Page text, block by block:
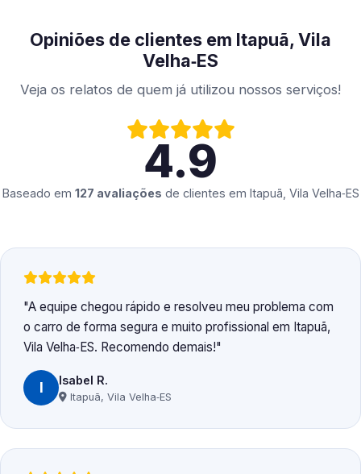
Opiniões de clientes em Itapuã, Vila
Velha‑ES
Veja os relatos de quem já utilizou nossos serviços!
4.9
Baseado em 127 avaliações de clientes em Itapuã, Vila Velha‑ES
A equipe chegou rápido e resolveu meu problema com
o carro de forma segura e muito profissional em Itapuã,
Vila Velha‑ES. Recomendo demais!
I Isabel R.
Itapuã, Vila Velha‑ES